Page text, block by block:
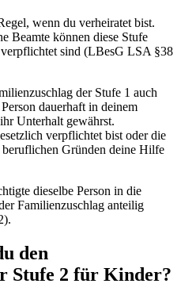
wenn du verheiratet bist.
Beamte können diese Stufe
sind (LBesG LSA §38
der Stufe 1 auch
dauerhaft in deinem
Unterhalt gewährst.
verpflichtet bist oder die
beruflichen Gründen deine Hilfe
dieselbe Person in die
Familienzuschlag anteilig
den
Stufe 2 für Kinder?